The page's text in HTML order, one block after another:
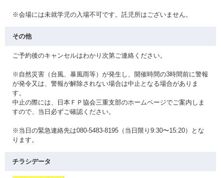
※会場には未就学児の入場不可です。託児所はございません。
その他
ご予約後のキャンセルはわかり次第ご連絡ください。
※自然災害（台風、暴風雨等）が発生し、開催時間の3時間前に警報
が発令又は、警報が解除されない場合は中止となる場合がありま
す。
中止の際には、日本ＦＰ協会三重支部のホームページでご案内しま
すので、当日必ずご確認ください。
※当日の緊急連絡先は080-5483-8195（当日限り9:30〜15:20）とな
ります。
チラシデータ